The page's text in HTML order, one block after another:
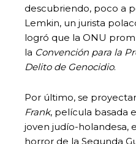
descubriendo, poco a
Lemkin, un jurista
logró que la ONU
la Convención para la
Delito de Genocidio.
Por último, se
Frank, película basada
joven judío-holandesa,
horror de la Segunda